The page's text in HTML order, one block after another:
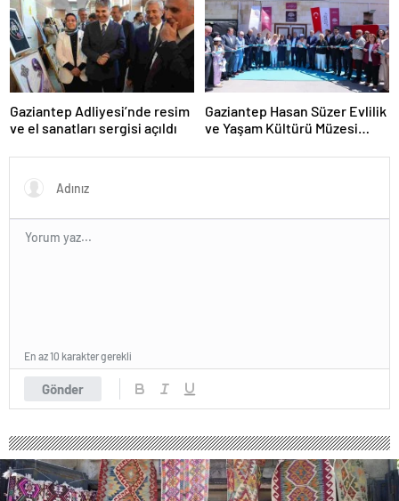
Gaziantep Adliyesi’nde resim
ve el sanatları sergisi açıldı
Gaziantep Hasan Süzer Evlilik
ve Yaşam Kültürü Müzesi
Gönder
En az 10 karakter gerekli